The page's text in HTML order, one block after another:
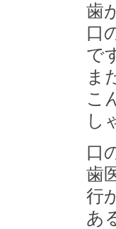
歯
口
で
ま
こ
し
口
歯
行
あ